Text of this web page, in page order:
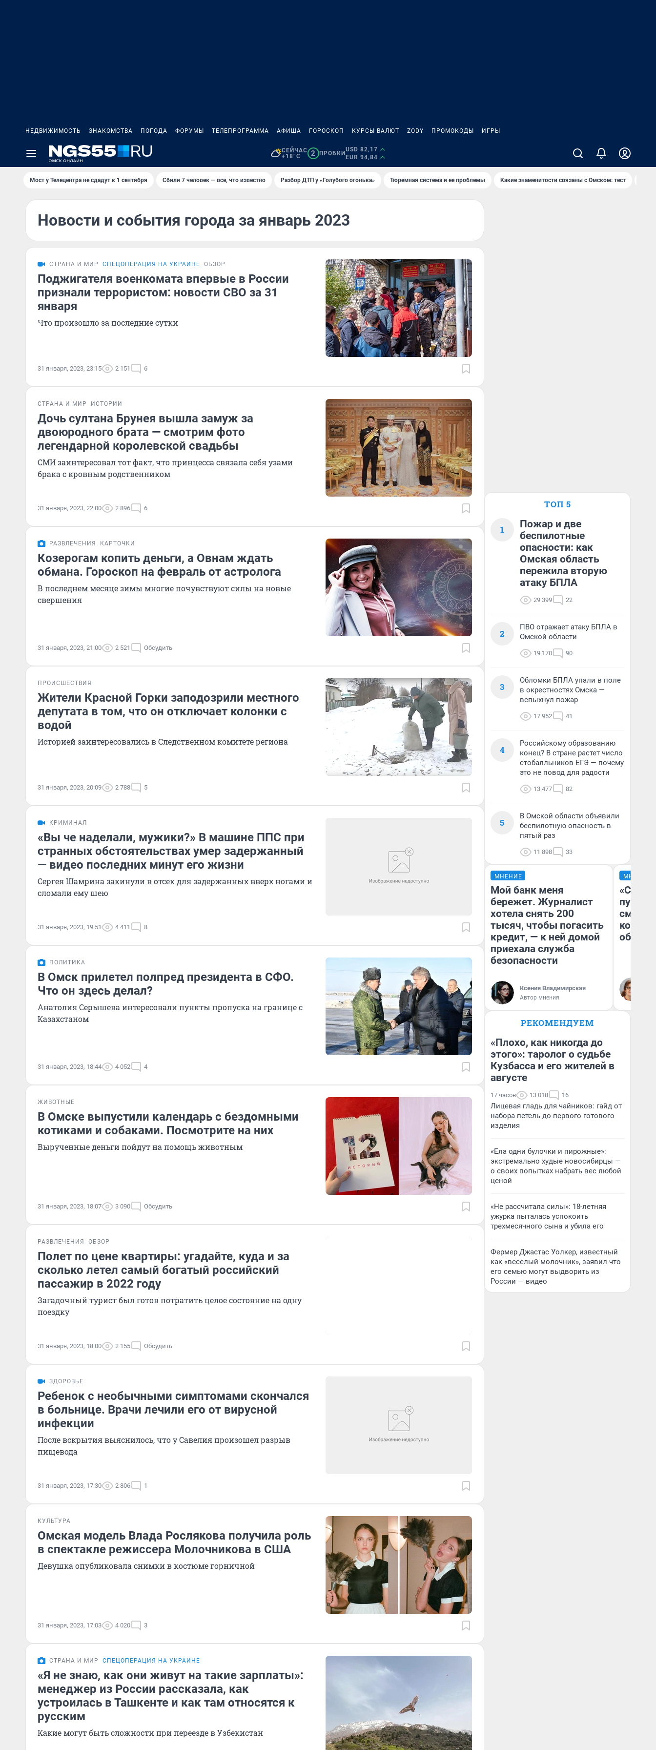
НЕДВИЖИМОСТЬ ЗНАКОМСТВА ПОГОДА ФОРУМЫ ТЕЛЕПРОГРАММА АФИША ГОРОСКОП КУРСЫ ВАЛЮТ ZODY ПРОМОКОДЫ ИГРЫ
СЕЙЧАС
+18°C
2 ПРОБКИ
USD 82,17
EUR 94,84
Мост у Телецентра не сдадут к 1 сентября Сбили 7 человек — все, что известно Разбор ДТП у «Голубого огонька» Тюремная система и ее проблемы Какие знаменитости связаны с Омском: тест
Новости и события города за январь 2023
СТРАНА И МИР СПЕЦОПЕРАЦИЯ НА УКРАИНЕ ОБЗОР
Поджигателя военкомата впервые в России
признали террористом: новости СВО за 31
января
Что произошло за последние сутки
31 января, 2023, 23:15 2 151 6
СТРАНА И МИР ИСТОРИИ
Дочь султана Брунея вышла замуж за
двоюродного брата — смотрим фото
легендарной королевской свадьбы
СМИ заинтересовал тот факт, что принцесса связала себя узами
брака с кровным родственником
31 января, 2023, 22:00 2 896 6
РАЗВЛЕЧЕНИЯ КАРТОЧКИ
Козерогам копить деньги, а Овнам ждать
обмана. Гороскоп на февраль от астролога
В последнем месяце зимы многие почувствуют силы на новые
свершения
31 января, 2023, 21:00 2 521 Обсудить
ПРОИСШЕСТВИЯ
Жители Красной Горки заподозрили местного
депутата в том, что он отключает колонки с
водой
Историей заинтересовались в Следственном комитете региона
31 января, 2023, 20:09 2 788 5
КРИМИНАЛ
«Вы че наделали, мужики?» В машине ППС при
странных обстоятельствах умер задержанный
— видео последних минут его жизни
Сергея Шамрина закинули в отсек для задержанных вверх ногами и
сломали ему шею
31 января, 2023, 19:51 4 411 8
ПОЛИТИКА
В Омск прилетел полпред президента в СФО.
Что он здесь делал?
Анатолия Серышева интересовали пункты пропуска на границе с
Казахстаном
31 января, 2023, 18:44 4 052 4
ЖИВОТНЫЕ
В Омске выпустили календарь с бездомными
котиками и собаками. Посмотрите на них
Вырученные деньги пойдут на помощь животным
31 января, 2023, 18:07 3 090 Обсудить
РАЗВЛЕЧЕНИЯ ОБЗОР
Полет по цене квартиры: угадайте, куда и за
сколько летел самый богатый российский
пассажир в 2022 году
Загадочный турист был готов потратить целое состояние на одну
поездку
31 января, 2023, 18:00 2 155 Обсудить
ЗДОРОВЬЕ
Ребенок с необычными симптомами скончался
в больнице. Врачи лечили его от вирусной
инфекции
После вскрытия выяснилось, что у Савелия произошел разрыв
пищевода
31 января, 2023, 17:30 2 806 1
КУЛЬТУРА
Омская модель Влада Рослякова получила роль
в спектакле режиссера Молочникова в США
Девушка опубликовала снимки в костюме горничной
31 января, 2023, 17:03 4 020 3
СТРАНА И МИР СПЕЦОПЕРАЦИЯ НА УКРАИНЕ
«Я не знаю, как они живут на такие зарплаты»:
менеджер из России рассказала, как
устроилась в Ташкенте и как там относятся к
русским
Какие могут быть сложности при переезде в Узбекистан
ТОП 5
1
Пожар и две
беспилотные
опасности: как
Омская область
пережила вторую
атаку БПЛА
29 399 22
2
ПВО отражает атаку БПЛА в
Омской области
19 170 90
3
Обломки БПЛА упали в поле
в окрестностях Омска —
вспыхнул пожар
17 952 41
4
Российскому образованию
конец? В стране растет число
стобалльников ЕГЭ — почему
это не повод для радости
13 477 82
5
В Омской области объявили
беспилотную опасность в
пятый раз
11 898 33
МНЕНИЕ
Мой банк меня
бережет. Журналист
хотела снять 200
тысяч, чтобы погасить
кредит, — к ней домой
приехала служба
безопасности
Ксения Владимирская
Автор мнения
МНЕНИЕ
РЕКОМЕНДУЕМ
«Плохо, как никогда до
этого»: таролог о судьбе
Кузбасса и его жителей в
августе
17 часов 13 018 16
Лицевая гладь для чайников: гайд от
набора петель до первого готового
изделия
«Ела одни булочки и пирожные»:
экстремально худые новосибирцы —
о своих попытках набрать вес любой
ценой
«Не рассчитала силы»: 18-летняя
ужурка пыталась успокоить
трехмесячного сына и убила его
Фермер Джастас Уолкер, известный
как «веселый молочник», заявил что
его семью могут выдворить из
России — видео